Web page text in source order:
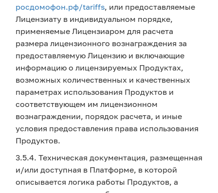
росдомофон.рф/tariffs, или предоставляемые
Лицензиату в индивидуальном порядке,
применяемые Лицензиаром для расчета
размера лицензионного вознаграждения за
предоставляемую Лицензию и включающие
информацию о лицензируемых Продуктах,
возможных количественных и качественных
параметрах использования Продуктов и
соответствующем им лицензионном
вознаграждении, порядок расчета, и иные
условия предоставления права использования
Продуктов.
3.5.4. Техническая документация, размещенная
и/или доступная в Платформе, в которой
описывается логика работы Продуктов, а